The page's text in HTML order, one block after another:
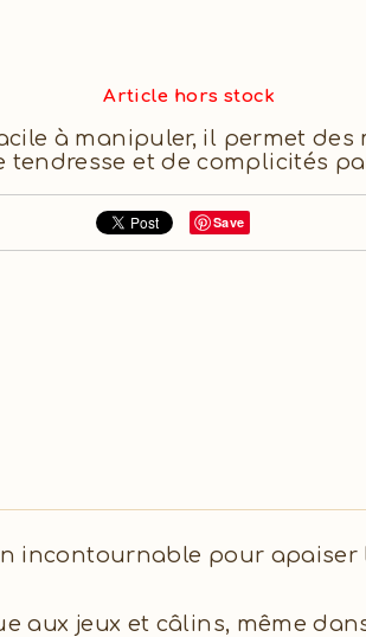
Article hors stock
à manipuler, il permet des
tendresse et de complicités
Save
incontournable pour apaiser
aux jeux et câlins, même